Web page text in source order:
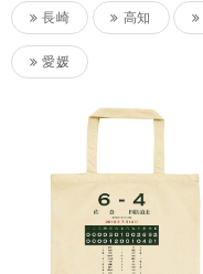
長崎 高知
愛媛